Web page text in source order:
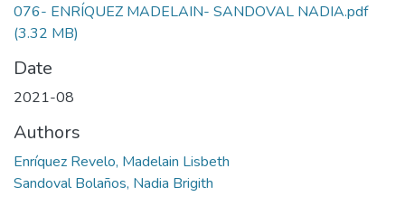
076- ENRÍQUEZ MADELAIN- SANDOVAL NADIA.pdf
(3.32 MB)
Date
2021-08
Authors
Enríquez Revelo, Madelain Lisbeth
Sandoval Bolaños, Nadia Brigith